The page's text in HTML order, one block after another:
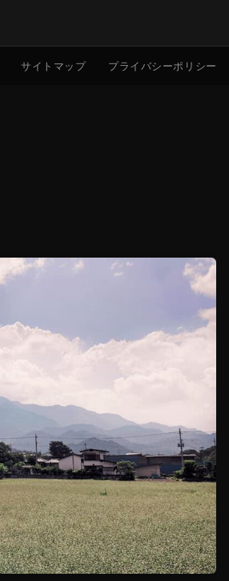
サイトマップ プライバシーポリシー